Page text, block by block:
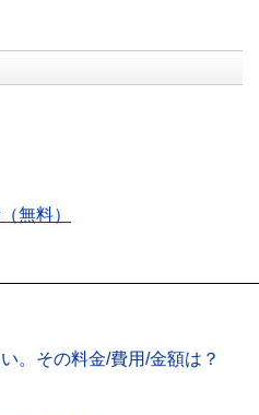
無料）
。その料金/費用/金額は？